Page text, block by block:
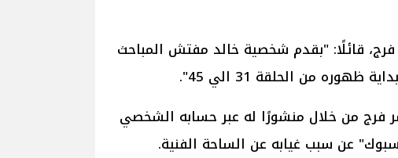
قائلًا: "بقدم شخصية خالد مفتش المباحث
من الحلقة 31 الي 45".
من خلال منشورًا له عبر حسابه الشخصي
عن سبب غيابه عن الساحة الفنية.